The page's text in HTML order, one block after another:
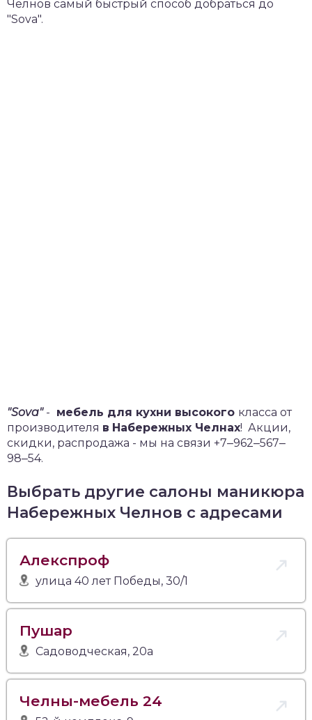
Челнов самый быстрый способ добраться до
"Sova".
"Sova"- мебель для кухни высокого класса от
производителя в Набережных Челнах! Акции,
скидки, распродажа - мы на связи +7‒962‒567‒
98‒54.
Выбрать другие салоны маникюра
Набережных Челнов с адресами
Алекспроф
улица 40 лет Победы, 30/1
Пушар
Садоводческая, 20а
Челны-мебель 24